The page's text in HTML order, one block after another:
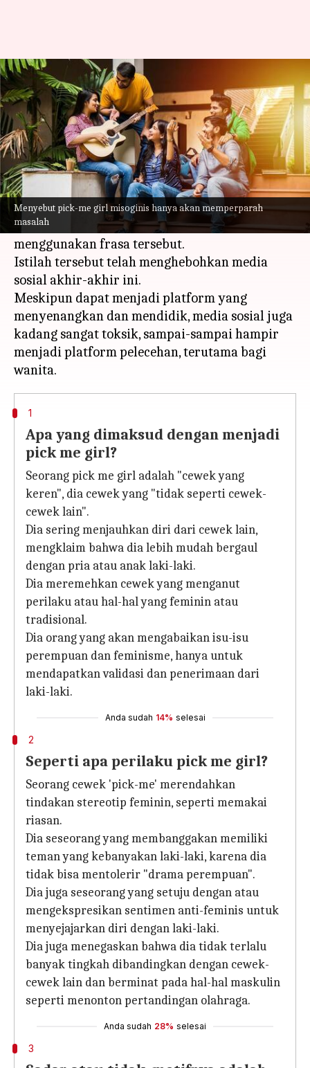
Menyebut pick-me girl misoginis hanya akan memperparah
masalah
Alasan label 'pick me girl'
berbahaya bagi perempuan
menulis Taufiq Al Jufri Jul 04, 2023 12:39 pm
Apa ceritanya
Anda mungkin telah memperhatikan istilah
"pick-me girl" yang muncul di komentar media
sosial dan pasti sering mendengar teman Anda
menggunakan frasa tersebut.
Istilah tersebut telah menghebohkan media
sosial akhir-akhir ini.
Meskipun dapat menjadi platform yang
menyenangkan dan mendidik, media sosial juga
kadang sangat toksik, sampai-sampai hampir
menjadi platform pelecehan, terutama bagi
1
Apa yang dimaksud dengan menjadi
pick me girl?
Seorang pick me girl adalah "cewek yang
keren", dia cewek yang "tidak seperti cewek-
cewek lain".
Dia sering menjauhkan diri dari cewek lain,
mengklaim bahwa dia lebih mudah bergaul
dengan pria atau anak laki-laki.
Dia meremehkan cewek yang menganut
perilaku atau hal-hal yang feminin atau
tradisional.
Dia orang yang akan mengabaikan isu-isu
perempuan dan feminisme, hanya untuk
mendapatkan validasi dan penerimaan dari
laki-laki.
Anda sudah 14% selesai
2
Seperti apa perilaku pick me girl?
Seorang cewek 'pick-me' merendahkan
tindakan stereotip feminin, seperti memakai
riasan.
Dia seseorang yang membanggakan memiliki
teman yang kebanyakan laki-laki, karena dia
tidak bisa mentolerir "drama perempuan".
Dia juga seseorang yang setuju dengan atau
mengekspresikan sentimen anti-feminis untuk
menyejajarkan diri dengan laki-laki.
Dia juga menegaskan bahwa dia tidak terlalu
banyak tingkah dibandingkan dengan cewek-
cewek lain dan berminat pada hal-hal maskulin
seperti menonton pertandingan olahraga.
Anda sudah 28% selesai
3